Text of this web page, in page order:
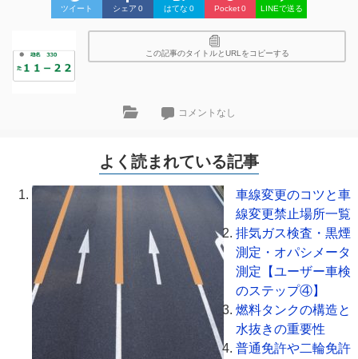
ツイート シェア 0 はてな 0 Pocket0 LINEで送る
この記事のタイトルとURLをコピーする
コメントなし
よく読まれている記事
車線変更のコツと車
線変更禁止場所一覧
排気ガス検査・黒煙
測定・オパシメータ
測定【ユーザー車検
のステップ④】
燃料タンクの構造と
水抜きの重要性
普通免許や二輪免許